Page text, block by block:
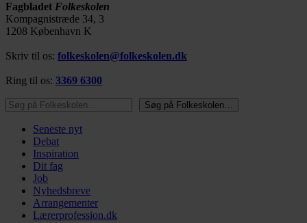
Fagbladet Folkeskolen
Kompagnistræde 34, 3
1208 København K
Skriv til os: folkeskolen@folkeskolen.dk
Ring til os: 3369 6300
Søg på Folkeskolen…
Søg på Folkeskolen…
Seneste nyt
Debat
Inspiration
Dit fag
Job
Nyhedsbreve
Arrangementer
Lærerprofession.dk